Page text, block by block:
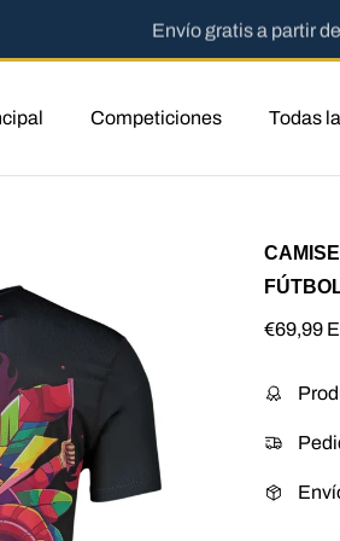
Envío gratis a partir
Competiciones Todas
Precio
€69,99